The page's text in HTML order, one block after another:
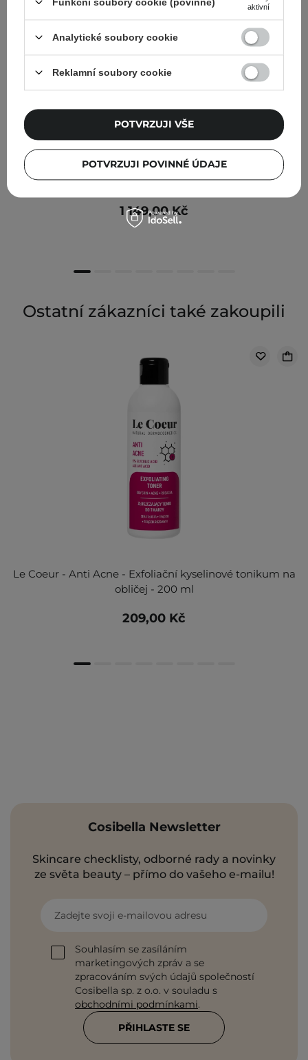
Apis - Pro-Lift Spicule Technology - Kyselina
laktobionová + Kyselina fytová s mikrojehličkami - 30 ml
1 149,00 Kč
Ostatní zákazníci také zakoupili
Le Coeur - Anti Acne - Exfoliační kyselinové tonikum na
obličej - 200 ml
209,00 Kč
Cosibella Newsletter
Skincare checklisty, odborné rady a novinky
ze světa beauty – přímo do vašeho e-mailu!
Zadejte svoji e-mailovou adresu
Souhlasím se zasíláním
marketingových zpráv a se
zpracováním svých údajů společností
Cosibella sp. z o.o. v souladu s
obchodními podmínkami.
PŘIHLASTE SE
aktivní
Analytické soubory cookie
Reklamní soubory cookie
POTVRZUJI POVINNÉ ÚDAJE
POTVRZUJI VŠE